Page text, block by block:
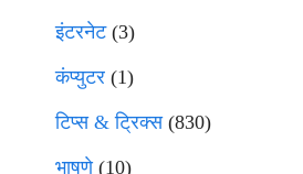
इंटरनेट(3)
कंप्युटर (1)
टिप्स & ट्रिक्स(830)
भाषणे(10)